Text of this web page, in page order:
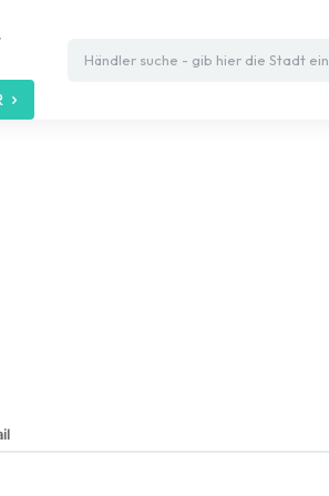
Händler suche - gib hier die Stadt ein